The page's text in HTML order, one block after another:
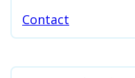
Contact